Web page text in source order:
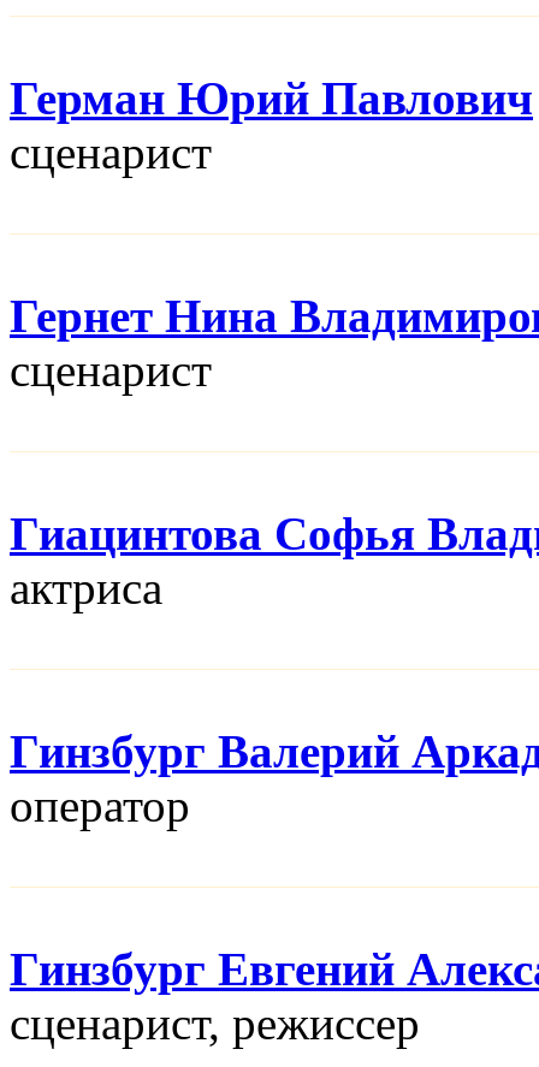
Герман Юрий Павлович
сценарист
Гернет Нина
сценарист
Гиацинтова Софья
актриса
Гинзбург Валерий
оператор
Гинзбург Евгений
сценарист, режисcер